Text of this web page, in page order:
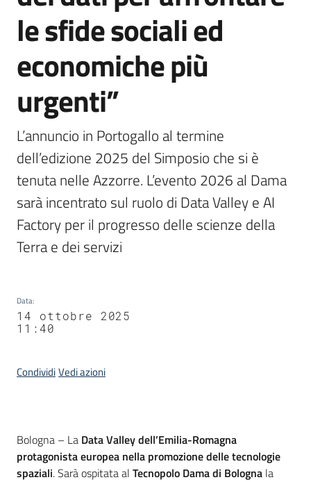
le sfide sociali ed
economiche più
urgenti”
L’annuncio in Portogallo al termine
dell’edizione 2025 del Simposio che si è
tenuta nelle Azzorre. L’evento 2026 al Dama
sarà incentrato sul ruolo di Data Valley e AI
Factory per il progresso delle scienze della
Terra e dei servizi
Data:
14 ottobre 2025
11:40
CondividiVedi azioni
Contenuto
Bologna – La Data Valley dell’Emilia-Romagna
protagonista europea nella promozione delle tecnologie
spaziali. Sarà ospitata al Tecnopolo Dama di Bologna la